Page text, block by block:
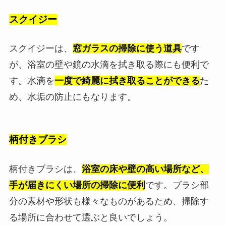
スクイジー
スクイジーは、 窓ガラスの掃除に使う道具です
が、浴室の壁や鏡の水滴を拭き取る際にも便利で
す。水滴を一度で綺麗に拭き取ることができるた
め、水垢の防止にもなります。
柄付きブラシ
柄付きブラシは、 浴室の床や壁の高い場所など、
手が届きにくい場所の掃除に便利 です。ブラシ部
分の素材や形状も様々なものがあるため、掃除す
る場所に合わせて選ぶと良いでしょう。